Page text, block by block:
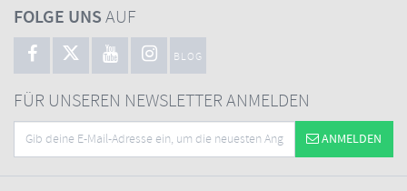
FOLGE UNSAUF
BLOG
FÜR UNSEREN NEWSLETTER ANMELDEN
ANMELDEN